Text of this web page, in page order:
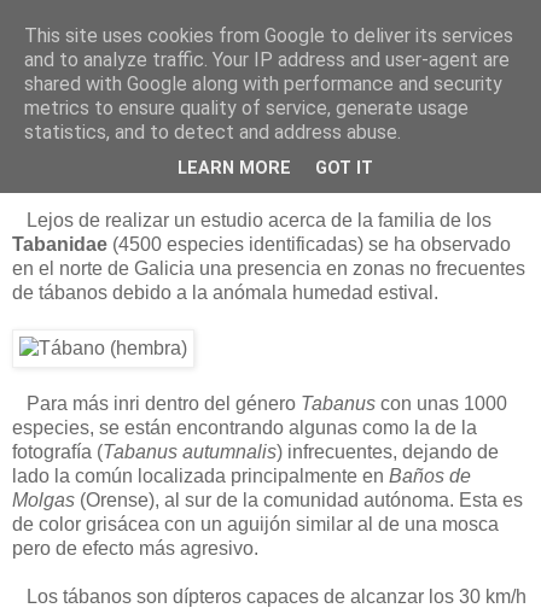
Está de pinga
19/8/12
Los tábanos autumnalis
Lejos de realizar un estudio acerca de la familia de los
Tabanidae (4500 especies identificadas) se ha observado
en el norte de Galicia una presencia en zonas no frecuentes
de tábanos debido a la anómala humedad estival.
Para más inri dentro del género Tabanus con unas 1000
especies, se están encontrando algunas como la de la
fotografía (Tabanus autumnalis) infrecuentes, dejando de
lado la común localizada principalmente en Baños de
Molgas (Orense), al sur de la comunidad autónoma. Esta es
de color grisácea con un aguijón similar al de una mosca
pero de efecto más agresivo.
Los tábanos son dípteros capaces de alcanzar los 30 km/h
This site uses cookies from Google to deliver its services
and to analyze traffic. Your IP address and user-agent are
shared with Google along with performance and security
metrics to ensure quality of service, generate usage
statistics, and to detect and address abuse.
LEARN MORE GOT IT